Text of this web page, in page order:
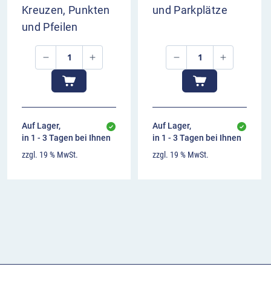
Kreuzen, Punkten
und Pfeilen
Auf Lager,
in 1 - 3 Tagen bei Ihnen
zzgl. 19 % MwSt.
und Parkplätze
Auf Lager,
in 1 - 3 Tagen bei Ihnen
zzgl. 19 % MwSt.